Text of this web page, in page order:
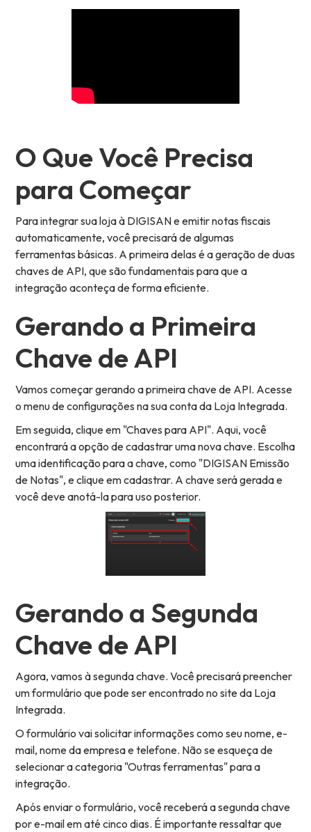
O Que Você Precisa
para Começar
Para integrar sua loja à DIGISAN e emitir notas fiscais
automaticamente, você precisará de algumas
ferramentas básicas. A primeira delas é a geração de duas
chaves de API, que são fundamentais para que a
integração aconteça de forma eficiente.
Gerando a Primeira
Chave de API
Vamos começar gerando a primeira chave de API. Acesse
o menu de configurações na sua conta da Loja Integrada.
Em seguida, clique em "Chaves para API". Aqui, você
encontrará a opção de cadastrar uma nova chave. Escolha
uma identificação para a chave, como "DIGISAN Emissão
de Notas", e clique em cadastrar. A chave será gerada e
você deve anotá-la para uso posterior.
Gerando a Segunda
Chave de API
Agora, vamos à segunda chave. Você precisará preencher
um formulário que pode ser encontrado no site da Loja
Integrada.
O formulário vai solicitar informações como seu nome, e-
mail, nome da empresa e telefone. Não se esqueça de
selecionar a categoria "Outras ferramentas" para a
integração.
Após enviar o formulário, você receberá a segunda chave
por e-mail em até cinco dias. É importante ressaltar que